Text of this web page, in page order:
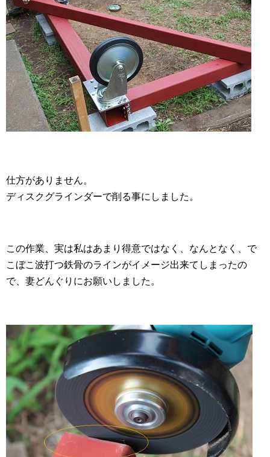
仕方がありません。
ディスクグラインダーで削る事にしました。
この作業、実は私はあまり得意ではなく、なんとなく、で
こぼこ波打つ鉄骨のラインがイメージ出来てしまったの
で、妻どんぐりにお願いしました。